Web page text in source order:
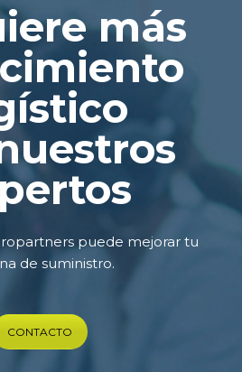
más
puede mejorar tu
de suministro.
CONTACTO